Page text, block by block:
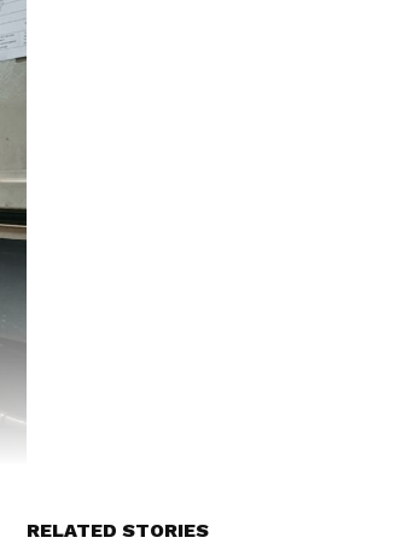
RELATED STORIES